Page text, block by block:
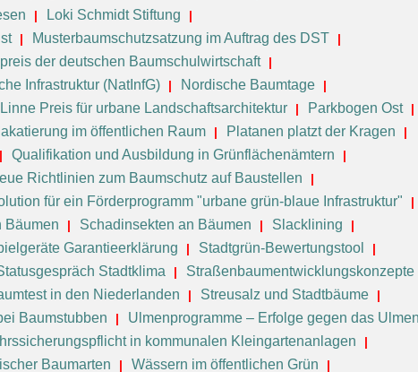
Loki Schmidt Stiftung
Musterbaumschutzsatzung im Auftrag des DST
der deutschen Baumschulwirtschaft
Infrastruktur (NatInfG)
Nordische Baumtage
Preis für urbane Landschaftsarchitektur
Parkbogen Ost
im öffentlichen Raum
Platanen platzt der Kragen
Qualifikation und Ausbildung in Grünflächenämtern
Richtlinien zum Baumschutz auf Baustellen
für ein Förderprogramm "urbane grün-blaue Infrastruktur"
Bäumen Schadinsekten an Bäumen
Slacklining
Garantieerklärung
Stadtgrün-Bewertungstool
Stadtklima
Straßenbaumentwicklungskonzepte
in den Niederlanden
Streusalz und Stadtbäume
Baumstubben
Ulmenprogramme – Erfolge gegen das
in kommunalen Kleingartenanlagen
Baumarten Wässern im öffentlichen Grün